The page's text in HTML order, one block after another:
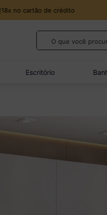
18x no cartão de crédito
O que você procura
Escritório